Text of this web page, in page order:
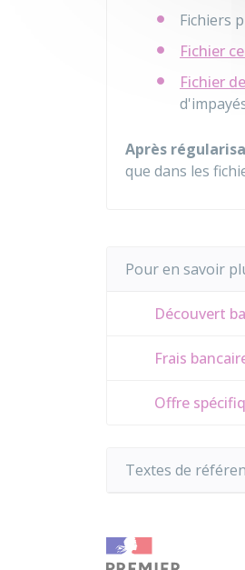
Fichiers
Fichier
Fichier
Après
que dans les
Pour en savoir
Découvert
Frais
Offre
Textes de